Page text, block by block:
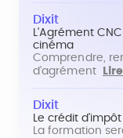
Dixit
L'Agrément
cinéma
Comprendre,
d'agrément
Dixit
Le crédit
La formation